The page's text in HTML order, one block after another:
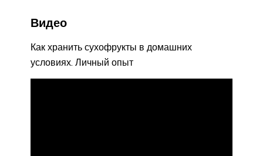
Видео
Как хранить сухофрукты в домашних
условиях. Личный опыт